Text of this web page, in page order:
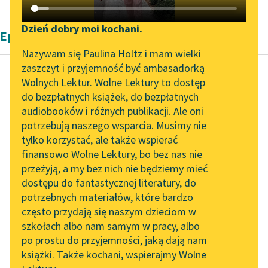
Katalog DAISY
Podkasty o książkach
Zgłoś brak utworu
Aktualności
Spotkanie z Katarzyną
Tunkiel w Oslo
Wolne Lektury na 32.
Pol’and’Rock Festivalu
„Kochanek Lady
Chatterley” do słuchania
na Wolnych Lekturach
Nowy audiobook –
„Marzenie o Oriencie”
Sophie Elkan
Kolekcja Nadwyraz.com x
Narzędzia
Mapa Wolnych Lektur
Leśmianator
Przewodnik dla piszących i
czytających
API
OAI-PMH
Widget Wolnych Lektur
Przypisy
Dzień dobry moi kochani.
Nazywam się Paulina Holtz i mam wielki
zaszczyt i przyjemność być ambasadorką
Wolnych Lektur. Wolne Lektury to dostęp
do bezpłatnych książek, do bezpłatnych
audiobooków i różnych publikacji. Ale oni
potrzebują naszego wsparcia. Musimy nie
tylko korzystać, ale także wspierać
finansowo Wolne Lektury, bo bez nas nie
przeżyją, a my bez nich nie będziemy mieć
dostępu do fantastycznej literatury, do
potrzebnych materiałów, które bardzo
często przydają się naszym dzieciom w
szkołach albo nam samym w pracy, albo
po prostu do przyjemności, jaką dają nam
książki. Także kochani, wspierajmy Wolne
Epika Modernizm Stefana Grabińskiego
Stefan Grabiński
Przed drogą daleką
Właściwie nie brak mi
niczego, a przecież…
jakoś mi dziwnie.
Miewam chwile
bezdennych prostracji
duchowych...
Czytaj więcej